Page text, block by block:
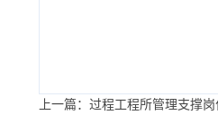
上一篇：过程工程所管理支撑